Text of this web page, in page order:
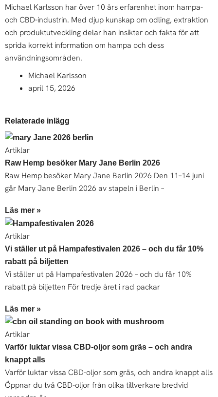
Michael Karlsson har över 10 års erfarenhet inom hampa-
och CBD-industrin. Med djup kunskap om odling, extraktion
och produktutveckling delar han insikter och fakta för att
sprida korrekt information om hampa och dess
användningsområden.
Michael Karlsson
april 15, 2026
Relaterade inlägg
Artiklar
Raw Hemp besöker Mary Jane Berlin 2026
Raw Hemp besöker Mary Jane Berlin 2026 Den 11–14 juni
går Mary Jane Berlin 2026 av stapeln i Berlin –
Läs mer »
Artiklar
Vi ställer ut på Hampafestivalen 2026 – och du får 10%
rabatt på biljetten
Vi ställer ut på Hampafestivalen 2026 – och du får 10%
rabatt på biljetten För tredje året i rad packar
Läs mer »
Artiklar
Varför luktar vissa CBD-oljor som gräs – och andra
knappt alls
Varför luktar vissa CBD-oljor som gräs, och andra knappt alls
Öppnar du två CBD-oljor från olika tillverkare bredvid